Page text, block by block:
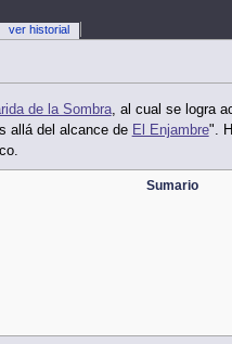
de la Sombra, al cual se logra
allá del alcance de El Enjambre".
Sumario
ver historial